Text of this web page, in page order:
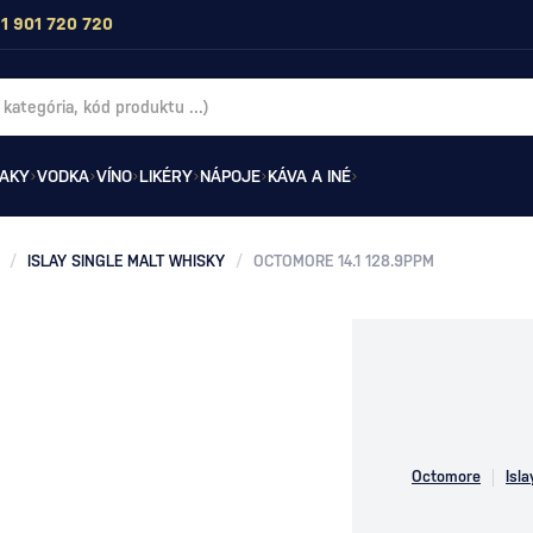
901 720 720
VODKA VÍNO LIKÉRY NÁPOJE KÁVA A INÉ
/ ISLAY SINGLE MALT WHISKY / OCTOMORE 14.1 128.9PPM
Octomore